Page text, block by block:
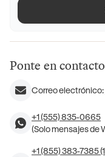
Ponte en
Correo electrónico:
+1 (555) 835-0665
(Solo mensajes de
+1 (855) 383-7385